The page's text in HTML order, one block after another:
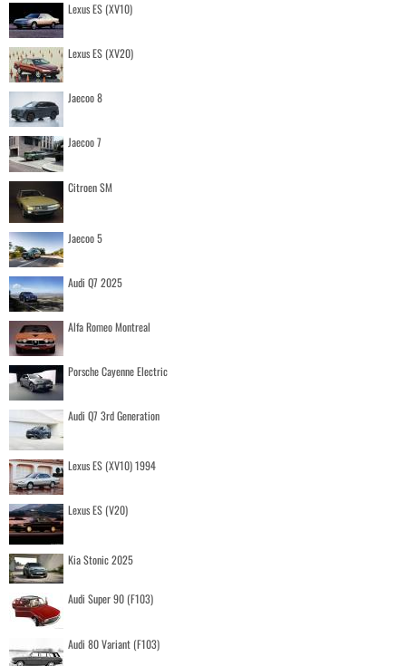
Lexus ES (XV10)
Lexus ES (XV20)
Jaecoo 8
Jaecoo 7
Citroen SM
Jaecoo 5
Audi Q7 2025
Alfa Romeo Montreal
Porsche Cayenne Electric
Audi Q7 3rd Generation
Lexus ES (XV10) 1994
Lexus ES (V20)
Kia Stonic 2025
Audi Super 90 (F103)
Audi 80 Variant (F103)